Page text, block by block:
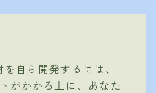
自ら開発するには、
がかかる上に、あなた